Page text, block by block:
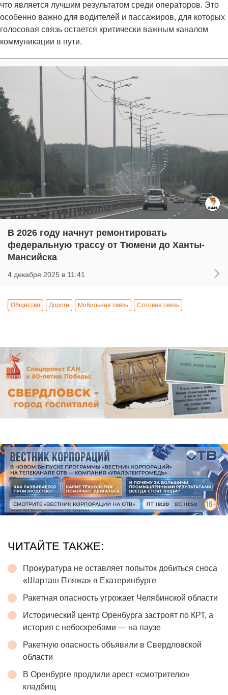
что является лучшим результатом среди операторов. Это
особенно важно для водителей и пассажиров, для которых
голосовая связь остается критически важным каналом
коммуникации в пути.
В 2026 году начнут ремонтировать
федеральную трассу от Тюмени до Ханты-
Мансийска
4 декабря 2025 в 11:41
Общество Дороги Мобильная связь Сотовая связь
ЧИТАЙТЕ ТАКЖЕ:
Прокуратура не оставляет попыток добиться сноса
«Шарташ Пляжа» в Екатеринбурге
Ракетная опасность угрожает Челябинской области
Исторический центр Оренбурга застроят по КРТ, а
история с небоскребами — на паузе
Ракетную опасность объявили в Свердловской
области
В Оренбурге продлили арест «смотрителю»
кладбищ